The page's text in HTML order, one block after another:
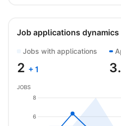
Job applications dynamics
Jobs with applications
2 + 1
6
8
JOBS